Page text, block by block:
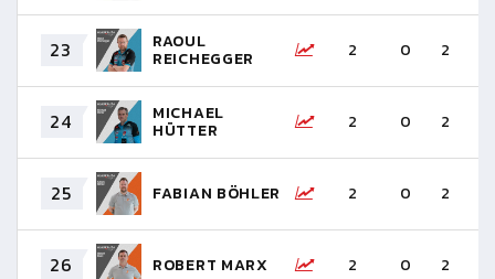
23 RAOUL
REICHEGGER 2 0 2
24 MICHAEL
HÜTTER 2 0 2
25 FABIAN BÖHLER 2 0 2
26 ROBERT MARX 2 0 2